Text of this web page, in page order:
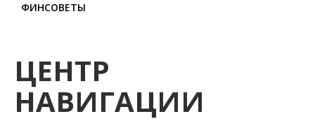
ФИНСОВЕТЫ
ЦЕНТР
НАВИГАЦИИ